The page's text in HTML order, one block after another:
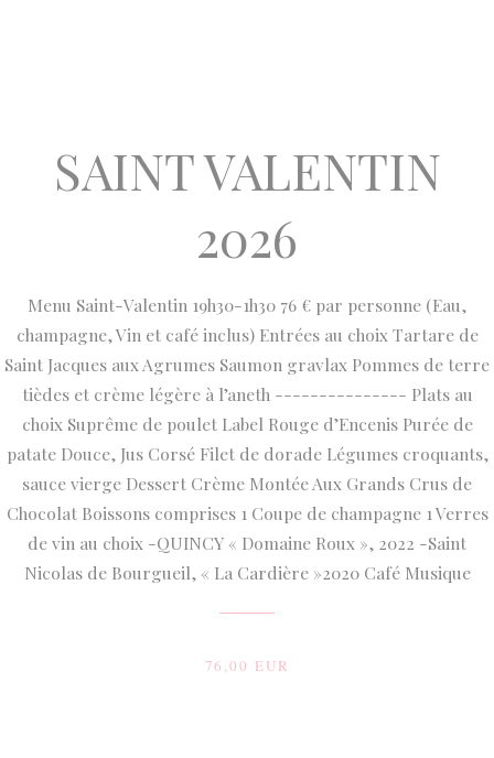
SAINT VALENTIN
2026
Menu Saint-Valentin 19h30-1h30 76 € par personne (Eau,
champagne, Vin et café inclus) Entrées au choix Tartare de
Saint Jacques aux Agrumes Saumon gravlax Pommes de terre
tièdes et crème légère à l’aneth --------------- Plats au
choix Suprême de poulet Label Rouge d’Encenis Purée de
patate Douce, Jus Corsé Filet de dorade Légumes croquants,
sauce vierge Dessert Crème Montée Aux Grands Crus de
Chocolat Boissons comprises 1 Coupe de champagne 1 Verres
de vin au choix -QUINCY « Domaine Roux », 2022 -Saint
Nicolas de Bourgueil, « La Cardière »2020 Café Musique
76,00 EUR